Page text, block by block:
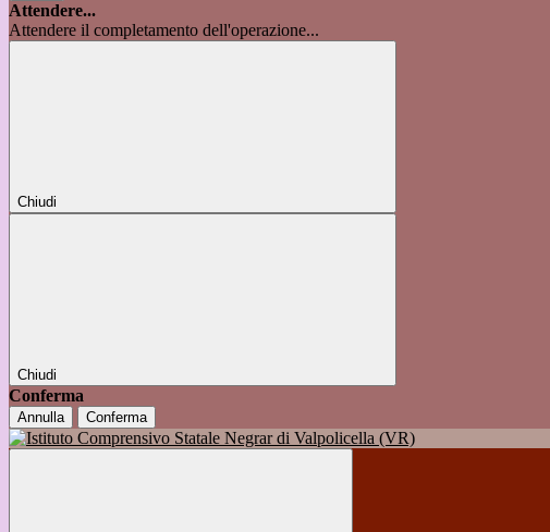
Attendere...
Attendere il completamento dell'operazione...
Chiudi
Chiudi
Conferma
Annulla Conferma